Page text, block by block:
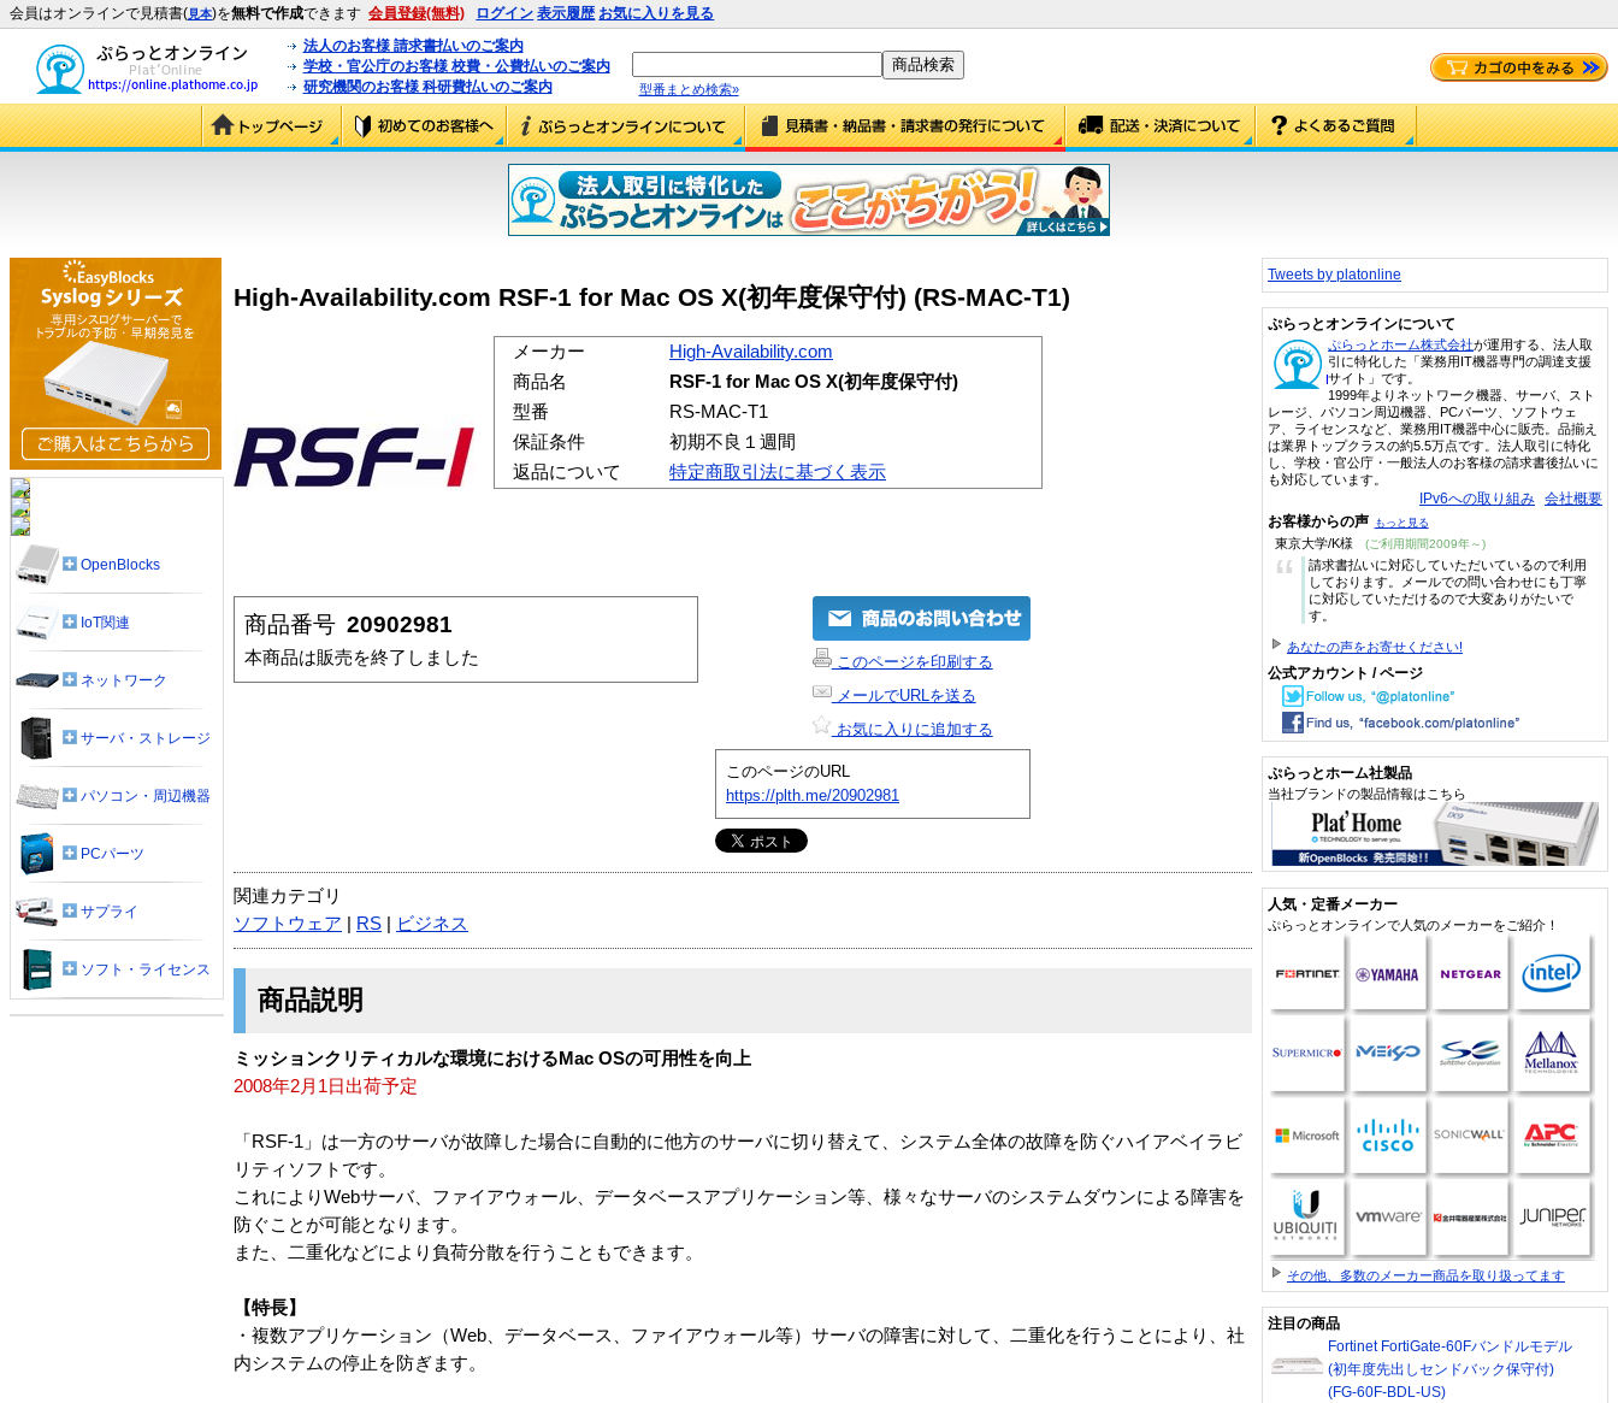
会員はオンラインで見積書(見本)を無料で作成できます 会員登録(無料) ログイン 表示履歴 お気に入りを見る
法人のお客様 請求書払いのご案内
学校・官公庁のお客様 校費・公費払いのご案内
研究機関のお客様 科研費払いのご案内
型番まとめ検索»
High-Availability.com RSF-1 for Mac OS X(初年度保守付) (RS-MAC-T1)
メーカー
High-Availability.com
商品名
RSF-1 for Mac OS X(初年度保守付)
型番
RS-MAC-T1
保証条件
初期不良１週間
返品について
特定商取引法に基づく表示
商品番号 20902981
本商品は販売を終了しました
このページを印刷する
メールでURLを送る
お気に入りに追加する
このページのURL
https://plth.me/20902981
関連カテゴリ
ソフトウェア
RS ビジネス
商品説明
ミッションクリティカルな環境におけるMac OSの可用性を向上
2008年2月1日出荷予定
「RSF-1」は一方のサーバが故障した場合に自動的に他方のサーバに切り替えて、システム全体の故障を防ぐハイアベイラビ
リティソフトです。
これによりWebサーバ、ファイアウォール、データベースアプリケーション等、様々なサーバのシステムダウンによる障害を
防ぐことが可能となります。
また、二重化などにより負荷分散を行うこともできます。
【特長】
・複数アプリケーション（Web、データベース、ファイアウォール等）サーバの障害に対して、二重化を行うことにより、社
内システムの停止を防ぎます。
OpenBlocks
IoT関連
ネットワーク
サーバ・ストレージ
パソコン・周辺機器
PCパーツ
サプライ
ソフト・ライセンス
Tweets by platonline
ぷらっとオンラインについて
ぷらっとホーム株式会社が運用する、法人取
引に特化した「業務用IT機器専門の調達支援
サイト」です。
1999年よりネットワーク機器、サーバ、スト
レージ、パソコン周辺機器、PCパーツ、ソフトウェ
ア、ライセンスなど、業務用IT機器中心に販売。品揃え
は業界トップクラスの約5.5万点です。法人取引に特化
し、学校・官公庁・一般法人のお客様の請求書後払いに
も対応しています。
IPv6への取り組み 会社概要
お客様からの声 もっと見る
東京大学/K様 (ご利用期間2009年～)
“
請求書払いに対応していただいているので利用
しております。メールでの問い合わせにも丁寧
に対応していただけるので大変ありがたいで
す。
あなたの声をお寄せください!
公式アカウント / ページ
ぷらっとホーム社製品
当社ブランドの製品情報はこちら
人気・定番メーカー
ぷらっとオンラインで人気のメーカーをご紹介！
その他、多数のメーカー商品を取り扱ってます
注目の商品
Fortinet FortiGate-60Fバンドルモデル
(初年度先出しセンドバック保守付)
(FG-60F-BDL-US)